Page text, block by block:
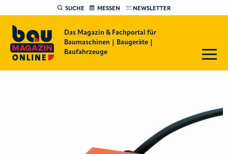
SUCHE MESSEN NEWSLETTER
Das Magazin & Fachportal für
Baumaschinen | Baugeräte |
Baufahrzeuge